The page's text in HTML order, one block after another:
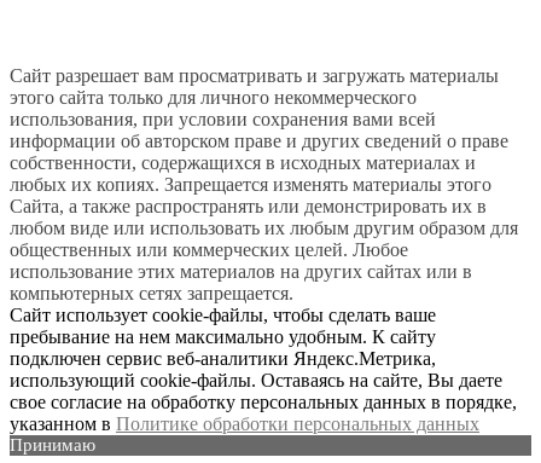
Сайт разрешает вам просматривать и загружать материалы
этого сайта только для личного некоммерческого
использования, при условии сохранения вами всей
информации об авторском праве и других сведений о праве
собственности, содержащихся в исходных материалах и
любых их копиях. Запрещается изменять материалы этого
Сайта, а также распространять или демонстрировать их в
любом виде или использовать их любым другим образом для
общественных или коммерческих целей. Любое
использование этих материалов на других сайтах или в
компьютерных сетях запрещается.
Сайт использует cookie-файлы, чтобы сделать ваше
пребывание на нем максимально удобным. К сайту
подключен сервис веб-аналитики Яндекс.Метрика,
использующий cookie-файлы. Оставаясь на сайте, Вы даете
свое согласие на обработку персональных данных в порядке,
указанном в Политике обработки персональных данных
Принимаю